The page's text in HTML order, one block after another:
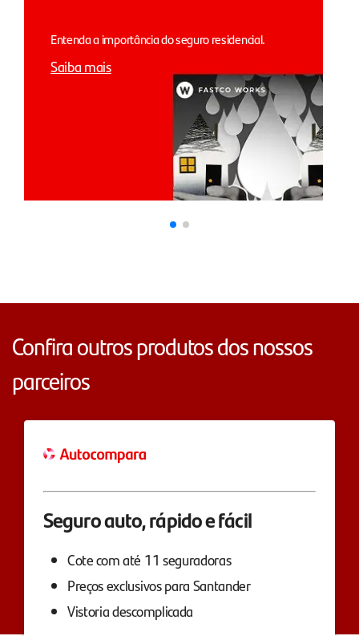
Entenda a importância do seguro residencial.
Saiba mais
Confira outros produtos dos nossos
parceiros
Seguro auto, rápido e fácil
Cote com até 11 seguradoras
Preços exclusivos para Santander
Vistoria descomplicada